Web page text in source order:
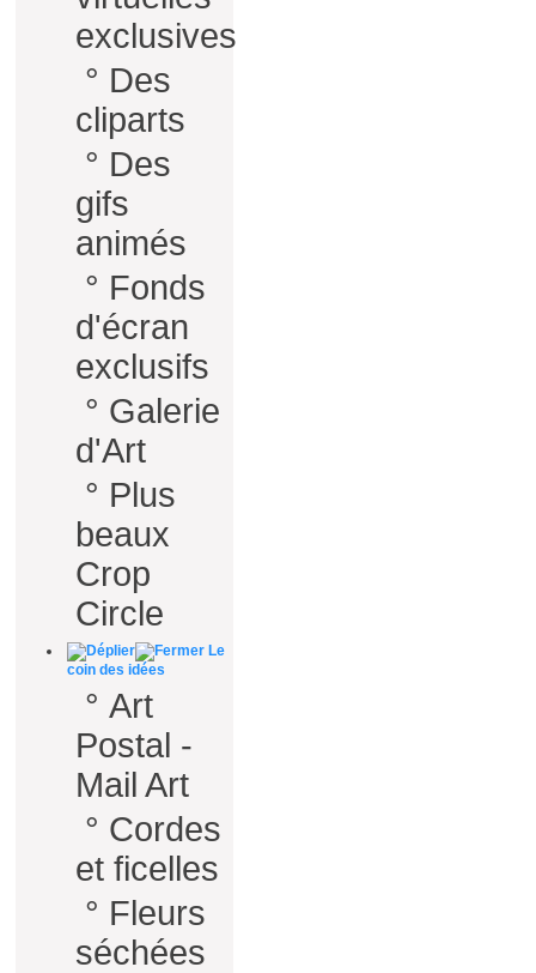
exclusives
° Des
cliparts
° Des
gifs
animés
° Fonds
d'écran
exclusifs
° Galerie
d'Art
° Plus
beaux
Crop
Circle
Le
coin des idées
° Art
Postal -
Mail Art
° Cordes
et ficelles
° Fleurs
séchées